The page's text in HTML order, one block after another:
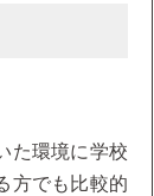
た環境に学校
方でも比較的